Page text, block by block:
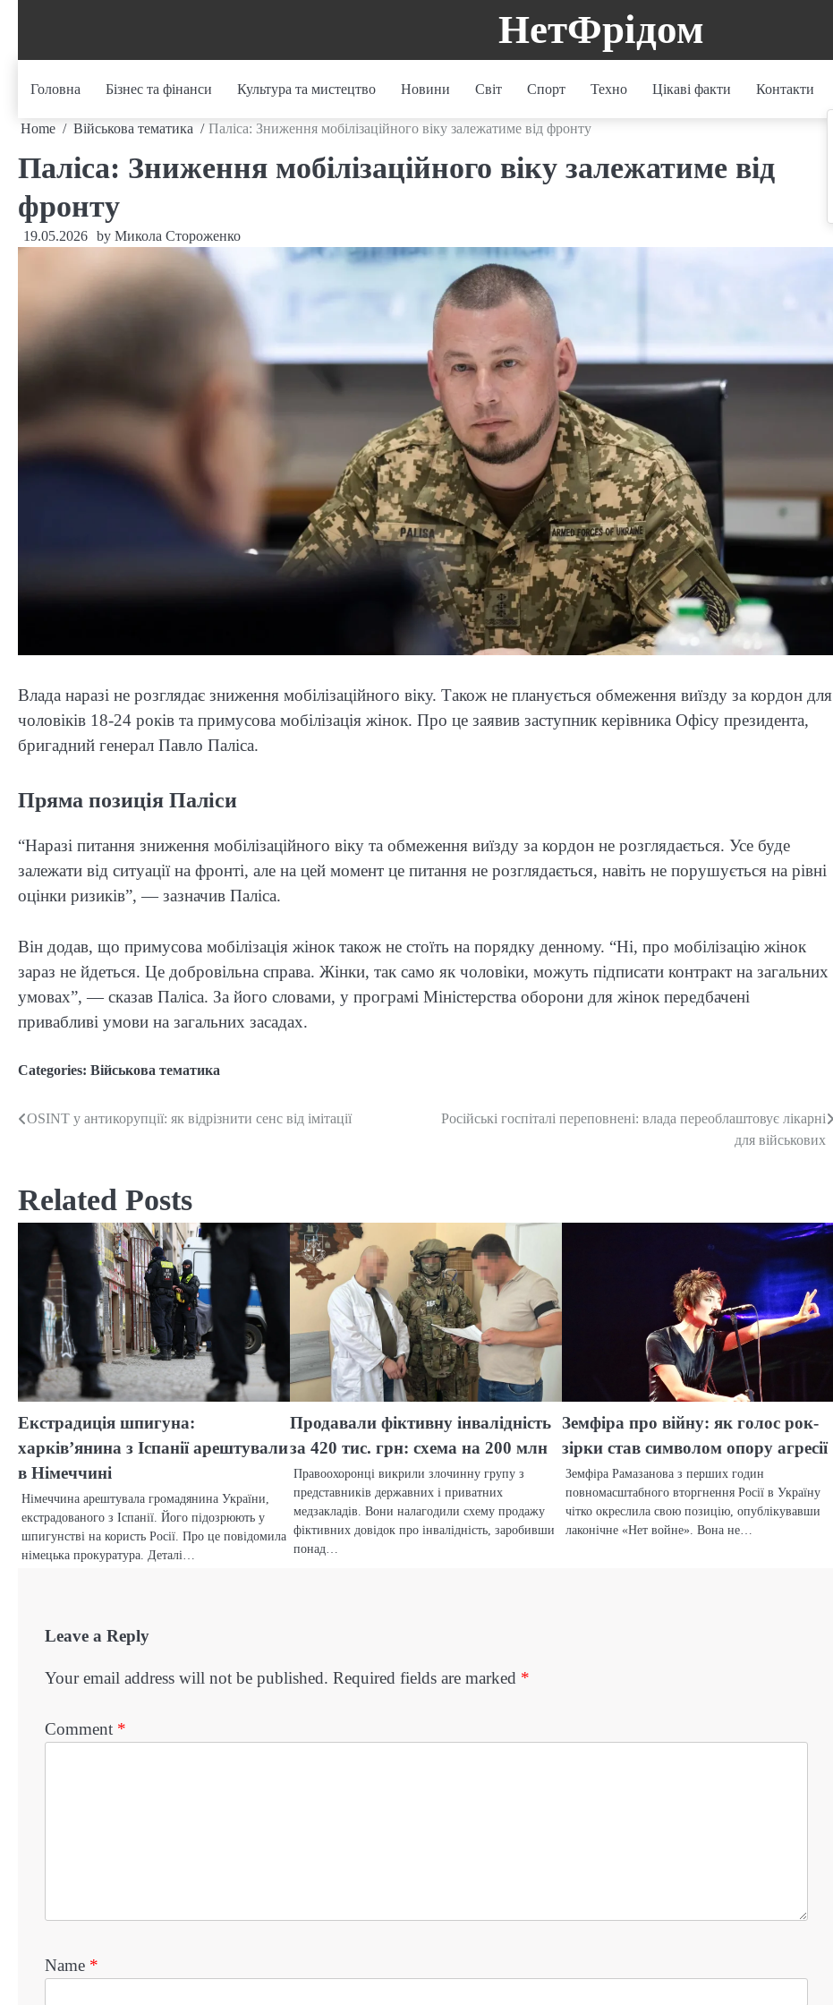
НетФрідом
Головна Бізнес та фінанси Культура та мистецтво Новини Світ Спорт Техно Цікаві факти Контакти
Home Військова тематика Паліса: Зниження мобілізаційного віку залежатиме від фронту
Паліса: Зниження мобілізаційного віку залежатиме від
фронту
19.05.2026 by Микола Стороженко
Влада наразі не розглядає зниження мобілізаційного віку. Також не планується обмеження виїзду за кордон для
чоловіків 18-24 років та примусова мобілізація жінок. Про це заявив заступник керівника Офісу президента,
бригадний генерал Павло Паліса.
Пряма позиція Паліси
“Наразі питання зниження мобілізаційного віку та обмеження виїзду за кордон не розглядається. Усе буде
залежати від ситуації на фронті, але на цей момент це питання не розглядається, навіть не порушується на рівні
оцінки ризиків”, — зазначив Паліса.
Він додав, що примусова мобілізація жінок також не стоїть на порядку денному. “Ні, про мобілізацію жінок
зараз не йдеться. Це добровільна справа. Жінки, так само як чоловіки, можуть підписати контракт на загальних
умовах”, — сказав Паліса. За його словами, у програмі Міністерства оборони для жінок передбачені
привабливі умови на загальних засадах.
Categories: Військова тематика
Post
OSINT у антикорупції: як відрізнити сенс від імітації
Російські госпіталі переповнені: влада переоблаштовує лікарні
для військових
Related Posts
Екстрадиція шпигуна:
харків’янина з Іспанії арештували
в Німеччині
Німеччина арештувала громадянина України,
екстрадованого з Іспанії. Його підозрюють у
шпигунстві на користь Росії. Про це повідомила
німецька прокуратура. Деталі…
Продавали фіктивну інвалідність
за 420 тис. грн: схема на 200 млн
Правоохоронці викрили злочинну групу з
представників державних і приватних
медзакладів. Вони налагодили схему продажу
фіктивних довідок про інвалідність, заробивши
понад…
Земфіра про війну: як голос рок-
зірки став символом опору агресії
Земфіра Рамазанова з перших годин
повномасштабного вторгнення Росії в Україну
чітко окреслила свою позицію, опублікувавши
лаконічне «Нет войне». Вона не…
Leave a Reply
Your email address will not be published. Required fields are marked *
Comment *
Name *